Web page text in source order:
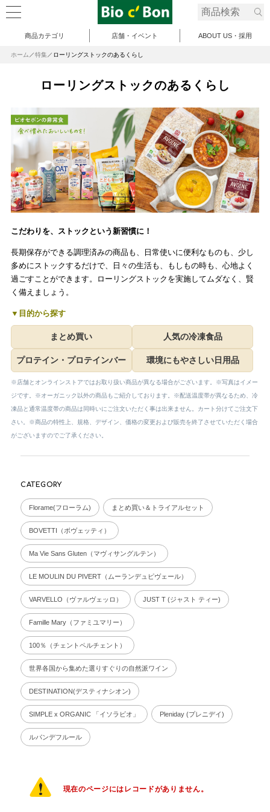
商品カテゴリ 店舗・イベント ABOUT US・採用
ホーム 特集 ローリングストックのあるくらし
ローリングストックのあるくらし
こだわりを、ストックという新習慣に！
長期保存ができる調理済みの商品も、日常使いに便利なものも、少し
多めにストックするだけで、日々の生活も、もしもの時も、心地よく
過ごすことができます。ローリングストックを実施してムダなく、賢
く備えましょう。
▼目的から探す
まとめ買い 人気の冷凍食品
プロテイン・プロテインバー 環境にもやさしい日用品
※店舗とオンラインストアではお取り扱い商品が異なる場合がございます。※写真はイメー
ジです。※オーガニック以外の商品もご紹介しております。※配送温度帯が異なるため、冷
凍品と通常温度帯の商品は同時いにご注文いただく事は出来ません。カート分けてご注文下
さい。※商品の特性上、規格、デザイン、価格の変更および販売を終了させていただく場合
がございますのでご了承ください。
CATEGORY
Florame(フローラム) まとめ買い＆トライアルセット
BOVETTI（ボヴェッティ）
Ma Vie Sans Gluten（マヴィサングルテン）
LE MOULIN DU PIVERT（ムーランデュピヴェール）
VARVELLO（ヴァルヴェッロ） JUST T (ジャスト ティー)
Famille Mary（ファミユマリー）
100％（チェントペルチェント）
世界各国から集めた選りすぐりの自然派ワイン
DESTINATION(デスティナシオン)
SIMPLE x ORGANIC 「イソラビオ」 Pleniday (プレニデイ)
ルパンデフルール
現在のページにはレコードがありません。